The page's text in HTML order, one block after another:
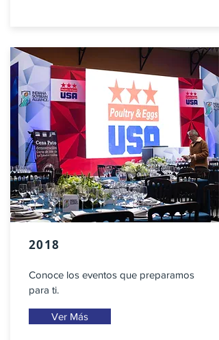
2018
Conoce los eventos que preparamos
para ti.
Ver Más